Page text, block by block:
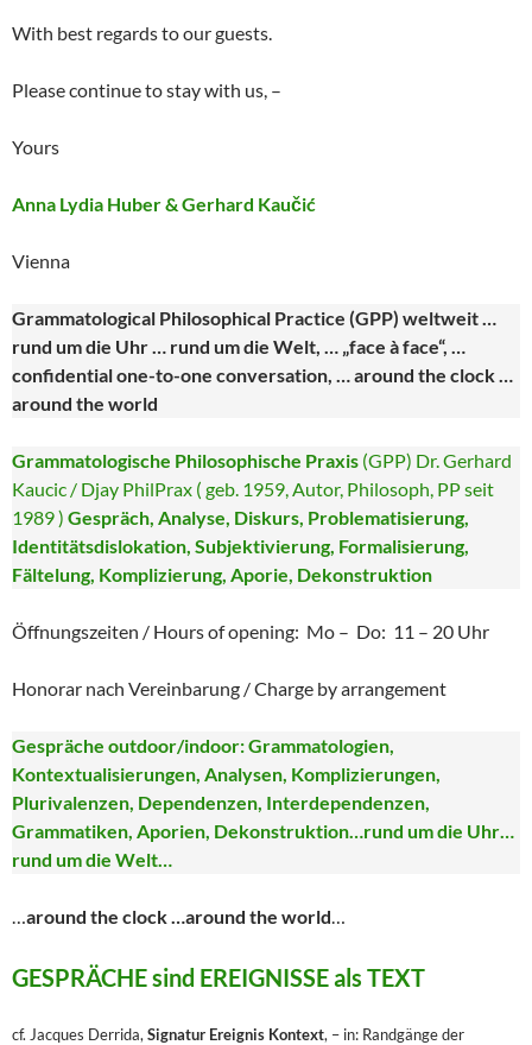
With best regards to our guests.
Please continue to stay with us, –
Yours
Anna Lydia Huber & Gerhard Kaučić
Vienna
Grammatological Philosophical Practice (GPP) weltweit …
rund um die Uhr … rund um die Welt, … „face à face“, …
confidential one-to-one conversation, … around the clock …
around the world
Grammatologische Philosophische Praxis (GPP) Dr. Gerhard
Kaucic / Djay PhilPrax ( geb. 1959, Autor, Philosoph, PP seit
1989 ) Gespräch, Analyse, Diskurs, Problematisierung,
Identitätsdislokation, Subjektivierung, Formalisierung,
Fältelung, Komplizierung, Aporie, Dekonstruktion
Öffnungszeiten / Hours of opening: Mo – Do: 11 – 20 Uhr
Honorar nach Vereinbarung / Charge by arrangement
Gespräche outdoor/indoor: Grammatologien,
Kontextualisierungen, Analysen, Komplizierungen,
Plurivalenzen, Dependenzen, Interdependenzen,
Grammatiken, Aporien, Dekonstruktion…rund um die Uhr…
rund um die Welt…
around the clock …around the world
GESPRÄCHE sind EREIGNISSE als TEXT
cf. Jacques Derrida, Signatur Ereignis Kontext, – in: Randgänge der